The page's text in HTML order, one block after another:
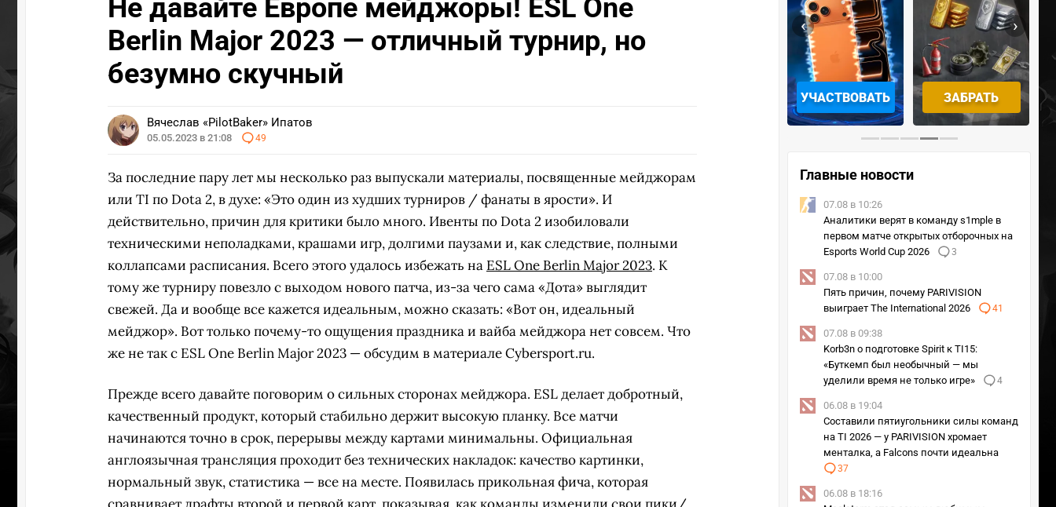
Не давайте Европе мейджоры! ESL One
Berlin Major 2023 — отличный турнир, но
безумно скучный
Вячеслав «PilotBaker» Ипатов
05.05.2023 в 21:08 49
За последние пару лет мы несколько раз выпускали материалы, посвященные мейджорам
или TI по Dota 2, в духе: «Это один из худших турниров / фанаты в ярости». И
действительно, причин для критики было много. Ивенты по Dota 2 изобиловали
техническими неполадками, крашами игр, долгими паузами и, как следствие, полными
коллапсами расписания. Всего этого удалось избежать на ESL One Berlin Major 2023. К
тому же турниру повезло с выходом нового патча, из-за чего сама «Дота» выглядит
свежей. Да и вообще все кажется идеальным, можно сказать: «Вот он, идеальный
мейджор». Вот только почему-то ощущения праздника и вайба мейджора нет совсем. Что
же не так с ESL One Berlin Major 2023 — обсудим в материале Cybersport.ru.
Прежде всего давайте поговорим о сильных сторонах мейджора. ESL делает добротный,
качественный продукт, который стабильно держит высокую планку. Все матчи
начинаются точно в срок, перерывы между картами минимальны. Официальная
англоязычная трансляция проходит без технических накладок: качество картинки,
нормальный звук, статистика — все на месте. Появилась прикольная фича, которая
УЧАСТВОВАТЬ ЗАБРАТЬ
‹ ›
Главные новости
07.08 в 10:26
Аналитики верят в команду s1mple в
первом матче открытых отборочных на
Esports World Cup 2026
3
07.08 в 10:00
Пять причин, почему PARIVISION
выиграет The International 2026
41
07.08 в 09:38
Korb3n о подготовке Spirit к TI15:
«Буткемп был необычный — мы
уделили время не только игре»
4
06.08 в 19:04
Составили пятиугольники силы команд
на TI 2026 — у PARIVISION хромает
менталка, а Falcons почти идеальна
37
06.08 в 18:16